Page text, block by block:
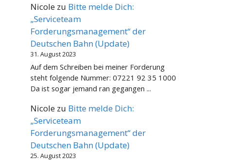
Nicole zu Bitte melde Dich:
„Serviceteam
Forderungsmanagement“ der
Deutschen Bahn (Update)
31. August 2023
Auf dem Schreiben bei meiner Forderung
steht folgende Nummer: 07221 92 35 1000
Da ist sogar jemand ran gegangen ...
Nicole zu Bitte melde Dich:
„Serviceteam
Forderungsmanagement“ der
Deutschen Bahn (Update)
25. August 2023